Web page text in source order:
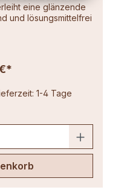
eine glänzende
und lösungsmittelfrei
1-4 Tage